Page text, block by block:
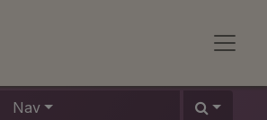
Nav